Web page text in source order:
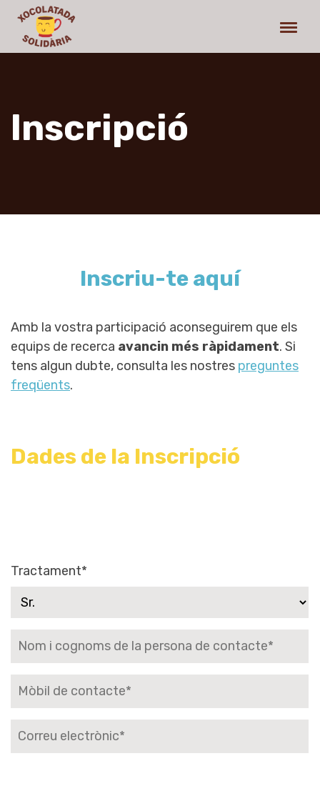
Inscripció
Inscriu-te aquí
Amb la vostra participació aconseguirem que els
equips de recerca avancin més ràpidament. Si
tens algun dubte, consulta les nostres preguntes
freqüents.
Dades de la Inscripció
Tractament*